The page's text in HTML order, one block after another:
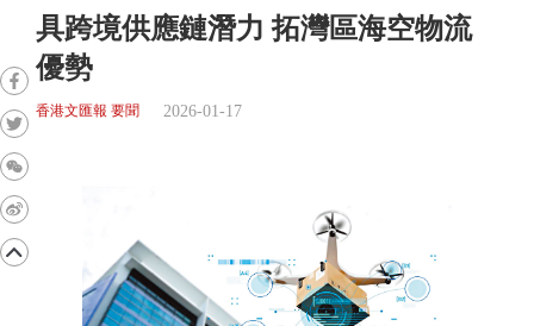
具跨境供應鏈潛力 拓灣區海空物流
優勢
香港文匯報 要聞 2026-01-17